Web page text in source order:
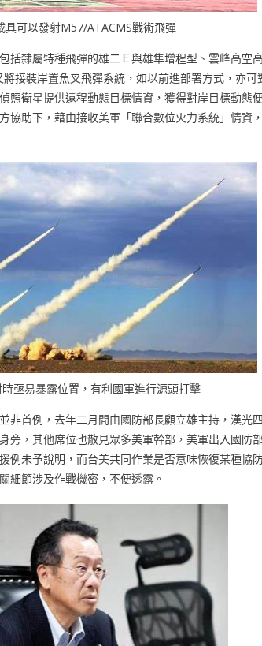
具可以發射M57/ATACMS戰術飛彈
括隸屬特種飛彈的雄二Ｅ與雄隼增程型、雲峰高空
接裝岸置魚叉飛彈系統，如以前進部署方式，亦
照衛星提供遠程動態目標情資，獲得對岸目標動態
協助下，藉由接收美軍「聯合數位火力系統」情資
亟易暴露位置，有利國軍進行源頭打擊
非首例，去年二月間由國防部長顧立雄主持，漢光
旁，其他席位也散見眾多美軍幹部，美軍出入國防
例未予說明，而台美共同作業是否意味恢復某種協
細節涉及作戰機密，不便透露。